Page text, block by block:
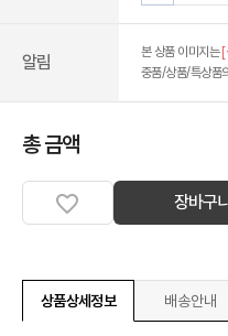
알림 본 상품 이미지는
중품/상품/특상품
총 금액
장바구니
상품상세정보 배송안내